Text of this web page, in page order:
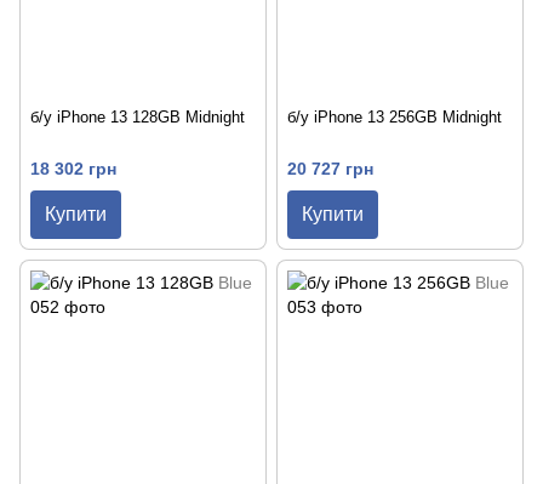
б/у iPhone 13 128GB Midnight
18 302 грн
Купити
б/у iPhone 13 256GB Midnight
20 727 грн
Купити